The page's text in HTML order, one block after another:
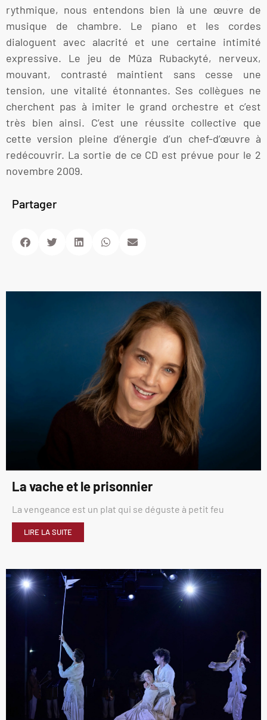
rythmique, nous entendons bien là une œuvre de
musique de chambre. Le piano et les cordes
dialoguent avec alacrité et une certaine intimité
expressive. Le jeu de Mûza Rubackyté, nerveux,
mouvant, contrasté maintient sans cesse une
tension, une vitalité étonnantes. Ses collègues ne
cherchent pas à imiter le grand orchestre et c’est
très bien ainsi. C’est une réussite collective que
cette version pleine d’énergie d’un chef-d’œuvre à
redécouvrir. La sortie de ce CD est prévue pour le 2
novembre 2009.
Partager
La vache et le prisonnier
La vengeance est un plat qui se déguste à petit feu
LIRE LA SUITE